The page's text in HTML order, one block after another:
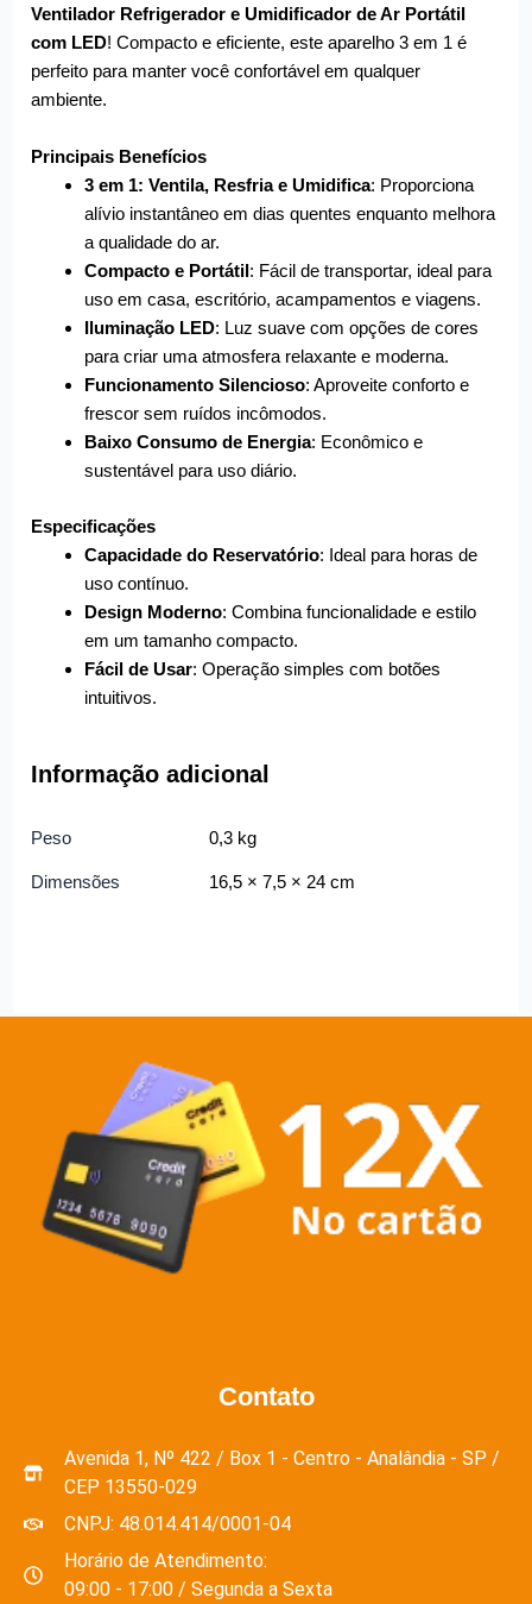
Ventilador Refrigerador e Umidificador de Ar Portátil
com LED! Compacto e eficiente, este aparelho 3 em 1 é
perfeito para manter você confortável em qualquer
ambiente.
Principais Benefícios
3 em 1: Ventila, Resfria e Umidifica: Proporciona
alívio instantâneo em dias quentes enquanto melhora
a qualidade do ar.
Compacto e Portátil : Fácil de transportar, ideal para
uso em casa, escritório, acampamentos e viagens.
Iluminação LED: Luz suave com opções de cores
para criar uma atmosfera relaxante e moderna.
Funcionamento Silencioso: Aproveite conforto e
frescor sem ruídos incômodos.
Baixo Consumo de Energia: Econômico e
sustentável para uso diário.
Especificações
Capacidade do Reservatório: Ideal para horas de
uso contínuo.
Design Moderno: Combina funcionalidade e estilo
em um tamanho compacto.
Fácil de Usar: Operação simples com botões
intuitivos.
Informação adicional
Peso 0,3 kg
Dimensões 16,5 × 7,5 × 24 cm
Contato
Avenida 1, Nº 422 / Box 1 - Centro - Analândia - SP /
CEP 13550-029
CNPJ: 48.014.414/0001-04
Horário de Atendimento:
09:00 - 17:00 / Segunda a Sexta